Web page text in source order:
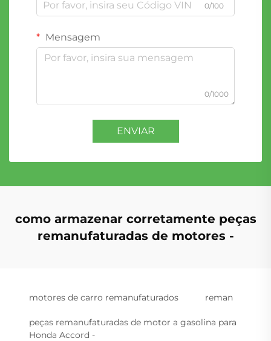
0/100
Mensagem
0/1000
ENVIAR
como armazenar corretamente peças
remanufaturadas de motores -
motores de carro remanufaturados reman
peças remanufaturadas de motor a gasolina para
Honda Accord -